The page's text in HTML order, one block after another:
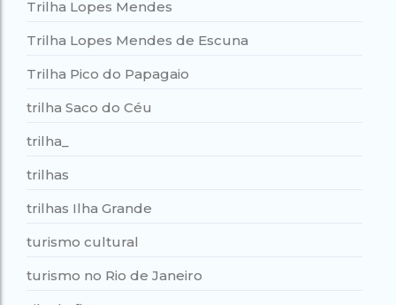
Trilha Lopes Mendes
Trilha Lopes Mendes de Escuna
Trilha Pico do Papagaio
trilha Saco do Céu
trilha_
trilhas
trilhas Ilha Grande
turismo cultural
turismo no Rio de Janeiro